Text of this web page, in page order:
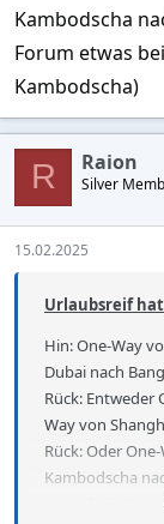
Kambodscha
Forum etwas
Kambodscha)
R Raion
Silver
15.02.2025
Urlaubsreif
Hin: One-Way
Dubai nach
Rück: Entweder
Way von
Rück: Oder
Kambodscha
etwas beim